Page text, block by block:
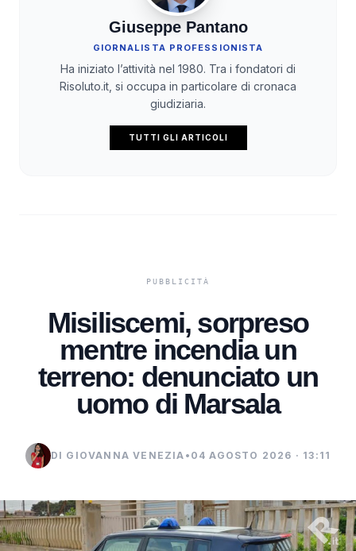
Giuseppe Pantano
GIORNALISTA PROFESSIONISTA
Ha iniziato l’attività nel 1980. Tra i fondatori di
Risoluto.it, si occupa in particolare di cronaca
giudiziaria.
TUTTI GLI ARTICOLI
Misiliscemi, sorpreso
mentre incendia un
terreno: denunciato un
uomo di Marsala
DI GIOVANNA VENEZIA • 04 AGOSTO 2026 · 13:11